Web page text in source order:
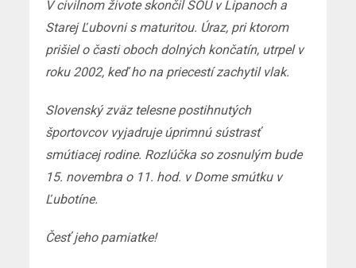
V civilnom živote skončil SOU v Lipanoch a
Starej Ľubovni s maturitou. Úraz, pri ktorom
prišiel o časti oboch dolných končatín, utrpel v
roku 2002, keď ho na priecestí zachytil vlak.
Slovenský zväz telesne postihnutých
športovcov vyjadruje úprimnú sústrasť
smútiacej rodine. Rozlúčka so zosnulým bude
15. novembra o 11. hod. v Dome smútku v
Ľubotíne.
Česť jeho pamiatke!